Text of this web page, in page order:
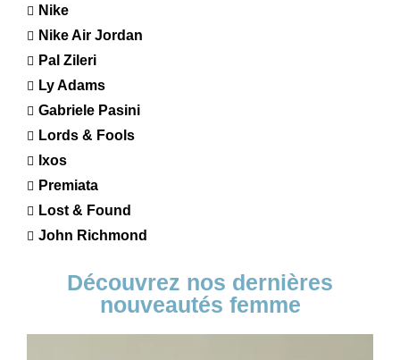
Nike
Nike Air Jordan
Pal Zileri
Ly Adams
Gabriele Pasini
Lords & Fools
Ixos
Premiata
Lost & Found
John Richmond
Découvrez nos dernières
nouveautés femme